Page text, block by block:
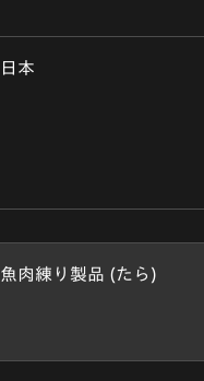
日本
魚肉練り製品 (たら)